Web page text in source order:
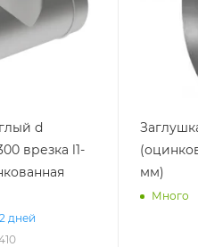
d
врезка l1-
дней
мм)
Много